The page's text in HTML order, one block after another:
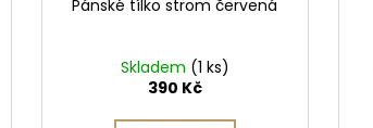
Pánské tílko strom červená
Skladem (1 ks)
390 Kč